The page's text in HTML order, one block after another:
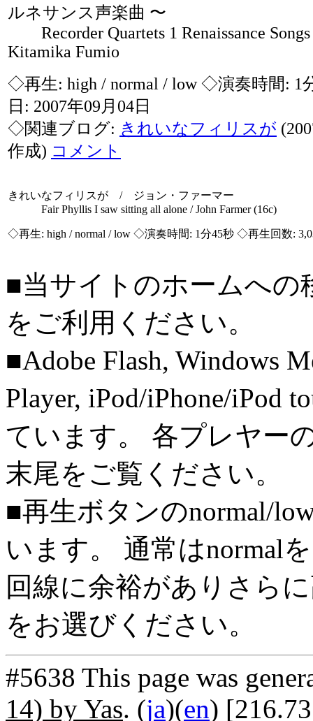
ルネサンス声楽曲 〜
Recorder Quartets 1 Renaissance
Kitamika Fumio
◇再生: high / normal / low ◇演奏時間: 1
日: 2007年09月04日
◇関連ブログ: きれいなフィリスが
作成) コメント
きれいなフィリスが / ジョン・ファーマー
Fair Phyllis I saw sitting all alone / John Farmer (16c)
◇再生: high / normal / low ◇演奏時間: 1分45秒 ◇再生回数:
■当サイトのホームへの
をご利用ください。
■Adobe Flash, Windows
Player, iPod/iPhone/iPod
ています。 各プレヤー
末尾をご覧ください。
■再生ボタンのnormal/
います。 通常はnormal
回線に余裕がありさら
をお選びください。
#5638 This page was
14) by Yas. (ja)(en)